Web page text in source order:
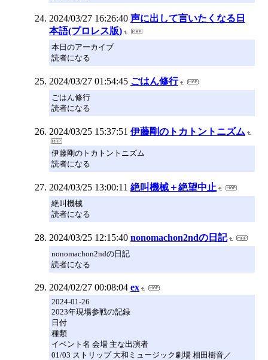
2024/03/27 16:26:40 声に出して言いたくなる日
本語(プロレス版)
本日のアーカイブ
読者になる
2024/03/27 01:54:45 ごはん修行
ごはん修行
読者になる
2024/03/25 15:37:51 伊藤剛のトカトントニズム
伊藤剛のトカトントニズム
読者になる
2024/03/25 13:00:11 絶叫機械＋絶望中止
絶叫機械
読者になる
2024/03/25 12:15:40 nonomachon2ndの日記
nonomachon2ndの日記
読者になる
2024/02/27 00:08:04 ex
2024-01-26
2023年現場参戦の記録
日付
種類
イベント名 会場 主な出演者
01/03 ストリップ 大和ミュージック劇場 相田樹音／